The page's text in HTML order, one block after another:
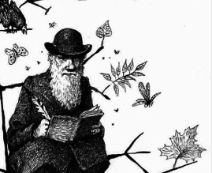
ي
د
ا
إ
ل
ك
ر
ر
د
ا
إ
ل
ك
ت
ر